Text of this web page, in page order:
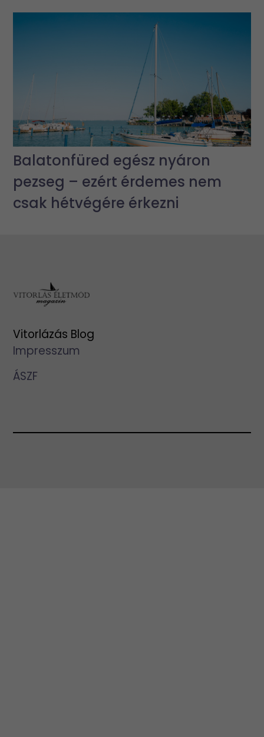
Balatonfüred egész nyáron
pezseg – ezért érdemes nem
csak hétvégére érkezni
Vitorlázás Blog
Impresszum
ÁSZF